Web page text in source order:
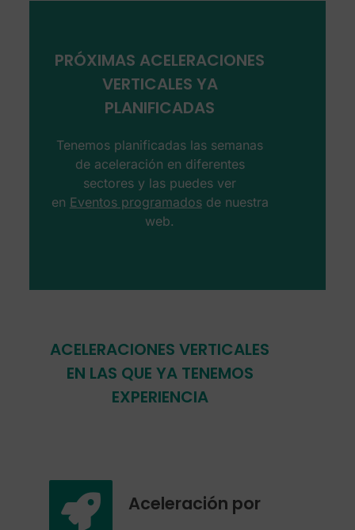
PRÓXIMAS ACELERACIONES
VERTICALES YA
PLANIFICADAS
Tenemos planificadas las semanas
de aceleración en diferentes
sectores y las puedes ver
en Eventos programadosde nuestra
web.
ACELERACIONES VERTICALES
EN LAS QUE YA TENEMOS
EXPERIENCIA
Aceleración por